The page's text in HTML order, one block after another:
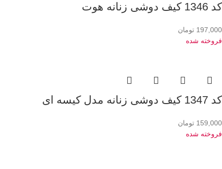
کد 1346 کیف دوشی زنانه هوت
197,000 تومان
فروخته شده
کد 1347 کیف دوشی زنانه مدل کیسه ای
159,000 تومان
فروخته شده